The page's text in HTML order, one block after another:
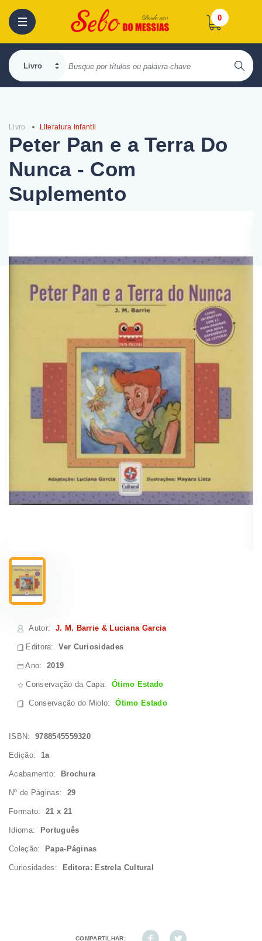
0
Livro Literatura Infantil
Peter Pan e a Terra Do
Nunca - Com
Suplemento
Autor: J. M. Barrie & Luciana Garcia
Editora:Ver Curiosidades
Ano:2019
Conservação da Capa: Ótimo Estado
Conservação do Miolo:Ótimo Estado
ISBN:9788545559320
Edição: 1a
Acabamento: Brochura
Nº de Páginas: 29
Formato: 21 x 21
Idioma: Português
Coleção: Papa-Páginas
Curiosidades: Editora: Estrela Cultural
COMPARTILHAR: